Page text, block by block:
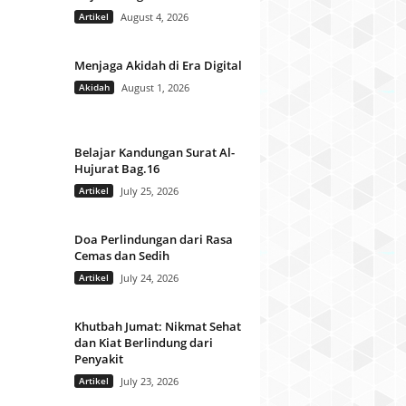
Artikel August 4, 2026
Menjaga Akidah di Era Digital
Akidah August 1, 2026
Belajar Kandungan Surat Al-
Hujurat Bag.16
Artikel July 25, 2026
Doa Perlindungan dari Rasa
Cemas dan Sedih
Artikel July 24, 2026
Khutbah Jumat: Nikmat Sehat
dan Kiat Berlindung dari
Penyakit
Artikel July 23, 2026